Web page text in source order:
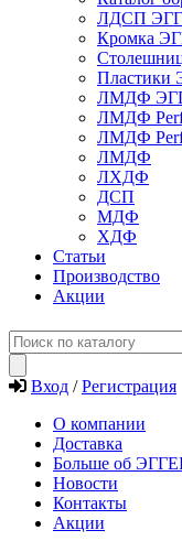
ЛДСП
Кромка
Пластики
ЛМДФ
ЛМДФ
ЛМДФ
ЛМДФ
ЛХДФ
ДСП
МДФ
ХДФ
Статьи
Производство
Акции
Вход / Регистрация
О компании
Доставка
Больше об
Новости
Контакты
Акции